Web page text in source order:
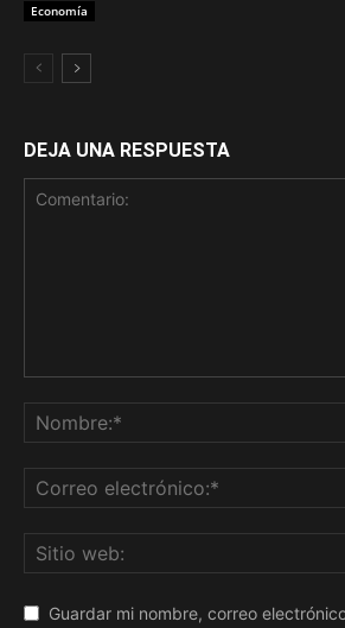
Economía
DEJA UNA RESPUESTA
Guardar mi nombre, correo